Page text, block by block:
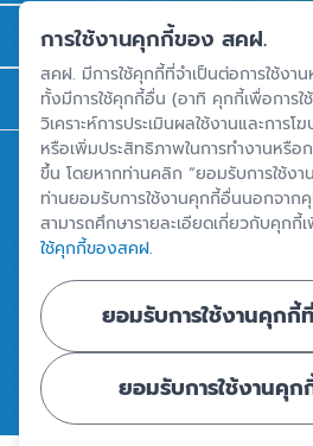
รู้จัก สคฝ.
ติดต่อ สคฝ.
สถาบันคุ้มครองเงินฝาก
อาคารเอสเจ อินฟินิท วัน บิสซิเนสคอมเ
ถนนวิภาวดีรังสิต แขวงจอมพล เขตจตุจั
ศูนย์ข้อมูลคุ้มครองเงินฝาก
การใช้งานคุกกี้ของ สคฝ.
สคฝ. มีการใช้คุกกี้ที่จำเป็นต่อการใช้งาน
ทั้งมีการใช้คุกกี้อื่น (อาทิ คุกกี้เพื่อการใ
วิเคราะห์การประเมินผลใช้งานและการ
หรือเพิ่มประสิทธิภาพในการทำงานหรือ
ขึ้น โดยหากท่านคลิก “ยอมรับการใช้งา
ท่านยอมรับการใช้งานคุกกี้อื่นนอกจาก
สามารถศึกษารายละเอียดเกี่ยวกับคุกกี้
ใช้คุกกี้ของสคฝ.
ยอมรับการใช้งานคุกกี้
ยอมรับการใช้งานคุก